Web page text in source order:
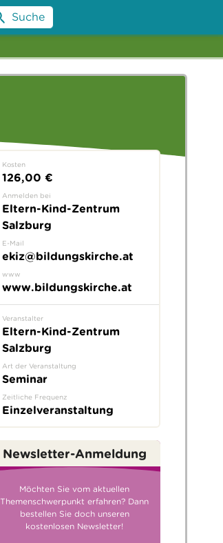
Suche
Kosten
126,00 €
Anmelden bei
Eltern-Kind-Zentrum
Salzburg
E-Mail
ekiz@bildungskirche.at
www
www.bildungskirche.at
Veranstalter
Eltern-Kind-Zentrum
Salzburg
Art der Veranstaltung
Seminar
Zeitliche Frequenz
Einzelveranstaltung
Newsletter-Anmeldung
Möchten Sie vom aktuellen
Themenschwerpunkt erfahren? Dann
bestellen Sie doch unseren
kostenlosen Newsletter!